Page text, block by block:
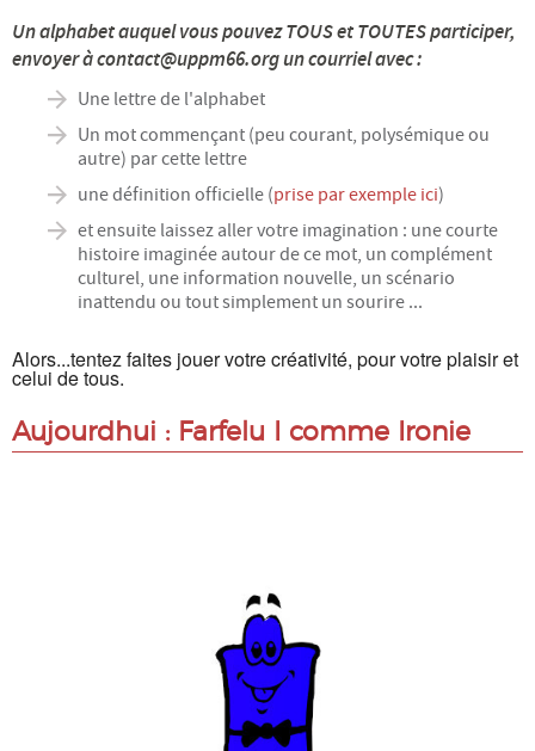
Énergie
Mobilité
Numérique
Santé
Science
Un alphabet auquel vous pouvez TOUS et TOUTES participer,
envoyer à contact@uppm66.org un courriel avec :
Une lettre de l'alphabet
Un mot commençant (peu courant, polysémique ou
autre) par cette lettre
une définition officielle (prise par exemple ici)
et ensuite laissez aller votre imagination : une courte
histoire imaginée autour de ce mot, un complément
culturel, une information nouvelle, un scénario
inattendu ou tout simplement un sourire ...
Alors...tentez faites jouer votre créativité, pour votre plaisir et
celui de tous.
Aujourdhui : Farfelu I comme Ironie